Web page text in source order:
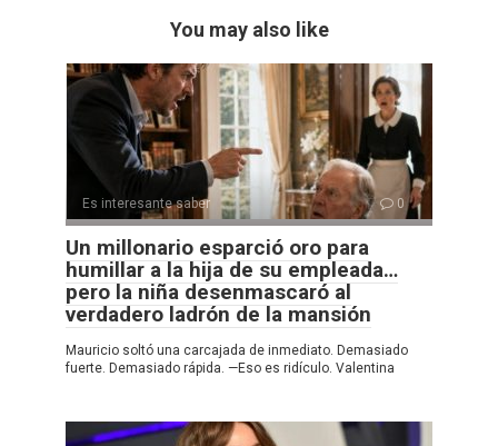
You may also like
Es interesante saber 0
Un millonario esparció oro para
humillar a la hija de su empleada…
pero la niña desenmascaró al
verdadero ladrón de la mansión
Mauricio soltó una carcajada de inmediato. Demasiado
fuerte. Demasiado rápida. —Eso es ridículo. Valentina